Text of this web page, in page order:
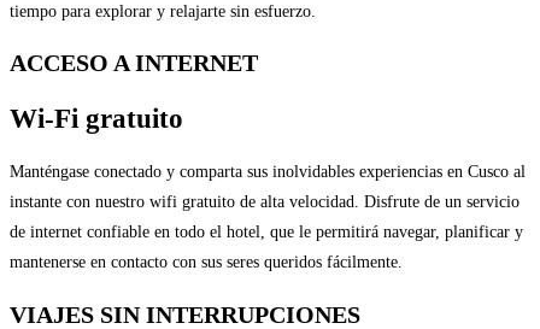
tiempo para explorar y relajarte sin esfuerzo.
ACCESO A INTERNET
Wi-Fi gratuito
Manténgase conectado y comparta sus inolvidables experiencias en Cusco al
instante con nuestro wifi gratuito de alta velocidad. Disfrute de un servicio
de internet confiable en todo el hotel, que le permitirá navegar, planificar y
mantenerse en contacto con sus seres queridos fácilmente.
VIAJES SIN INTERRUPCIONES